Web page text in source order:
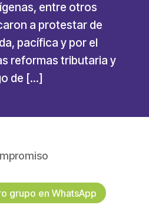
entre otros
a protestar de
pacífica y por el
reformas tributaria y
de […]
grupo en WhatsApp